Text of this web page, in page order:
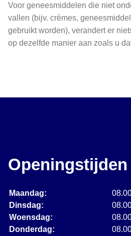
Voor geneesmiddelen die niet
vallen (bijv. crèmes,
gebruikt worden), verandert er
op dezelfde manier aan zoals u
Openingstijden
Maandag:
Dinsdag:
Woensdag:
Donderdag: